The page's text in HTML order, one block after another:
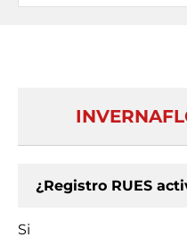
¿Registro RUES
Si